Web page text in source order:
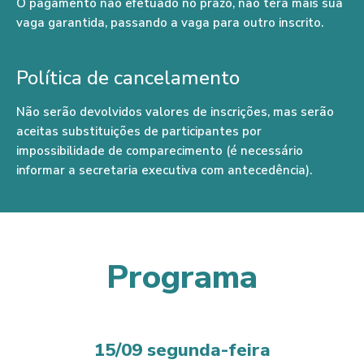
vaga garantida, passando a vaga para outro inscrito.
Política de cancelamento
Não serão devolvidos valores de inscrições, mas serão
aceitas substituições de participantes por
impossibilidade de comparecimento (é necessário
informar a secretaria executiva com antecedência).
Programa
15/09 segunda-feira​